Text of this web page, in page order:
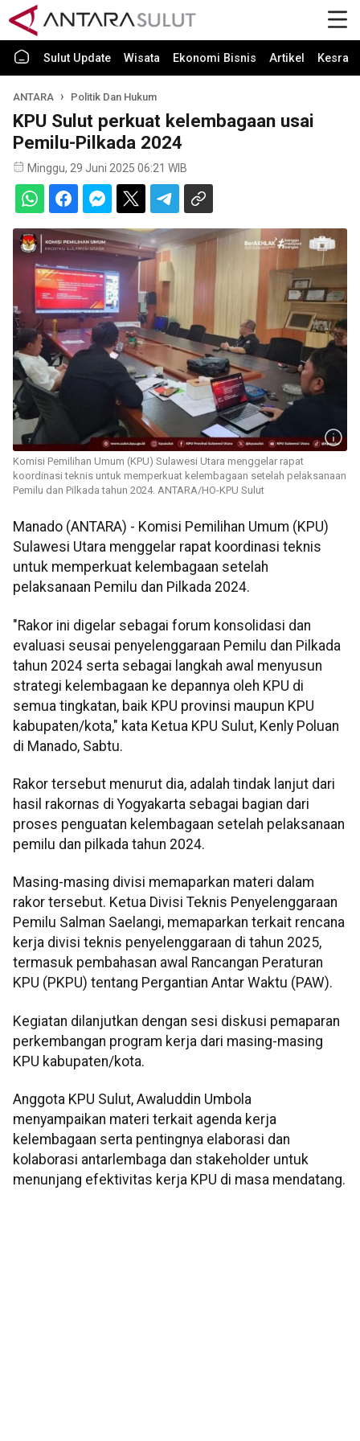
Sulut Update Wisata Ekonomi Bisnis Artikel Kesra
ANTARA Politik Dan Hukum
KPU Sulut perkuat kelembagaan usai
Pemilu-Pilkada 2024
Minggu, 29 Juni 2025 06:21 WIB
Komisi Pemilihan Umum (KPU) Sulawesi Utara menggelar rapat
koordinasi teknis untuk memperkuat kelembagaan setelah pelaksanaan
Pemilu dan Pilkada tahun 2024. ANTARA/HO-KPU Sulut
Manado (ANTARA) - Komisi Pemilihan Umum (KPU)
Sulawesi Utara menggelar rapat koordinasi teknis
untuk memperkuat kelembagaan setelah
pelaksanaan Pemilu dan Pilkada 2024.
"Rakor ini digelar sebagai forum konsolidasi dan
evaluasi seusai penyelenggaraan Pemilu dan Pilkada
tahun 2024 serta sebagai langkah awal menyusun
strategi kelembagaan ke depannya oleh KPU di
semua tingkatan, baik KPU provinsi maupun KPU
kabupaten/kota," kata Ketua KPU Sulut, Kenly Poluan
di Manado, Sabtu.
Rakor tersebut menurut dia, adalah tindak lanjut dari
hasil rakornas di Yogyakarta sebagai bagian dari
proses penguatan kelembagaan setelah pelaksanaan
pemilu dan pilkada tahun 2024.
Masing-masing divisi memaparkan materi dalam
rakor tersebut. Ketua Divisi Teknis Penyelenggaraan
Pemilu Salman Saelangi, memaparkan terkait rencana
kerja divisi teknis penyelenggaraan di tahun 2025,
termasuk pembahasan awal Rancangan Peraturan
KPU (PKPU) tentang Pergantian Antar Waktu (PAW).
Kegiatan dilanjutkan dengan sesi diskusi pemaparan
perkembangan program kerja dari masing-masing
KPU kabupaten/kota.
Anggota KPU Sulut, Awaluddin Umbola
menyampaikan materi terkait agenda kerja
kelembagaan serta pentingnya elaborasi dan
kolaborasi antarlembaga dan stakeholder untuk
menunjang efektivitas kerja KPU di masa mendatang.